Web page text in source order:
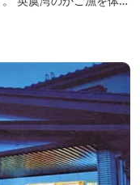
獲れた魚を食べること